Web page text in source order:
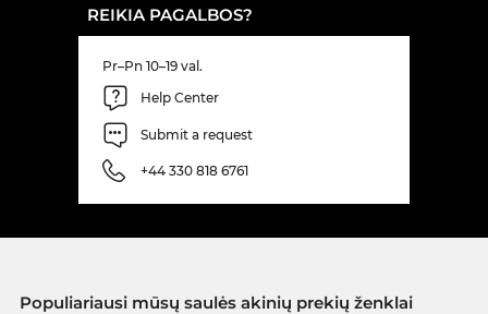
REIKIA PAGALBOS?
Pr–Pn 10–19 val.
Help Center
Submit a request
+44 330 818 6761
Populiariausi mūsų saulės akinių prekių ženklai